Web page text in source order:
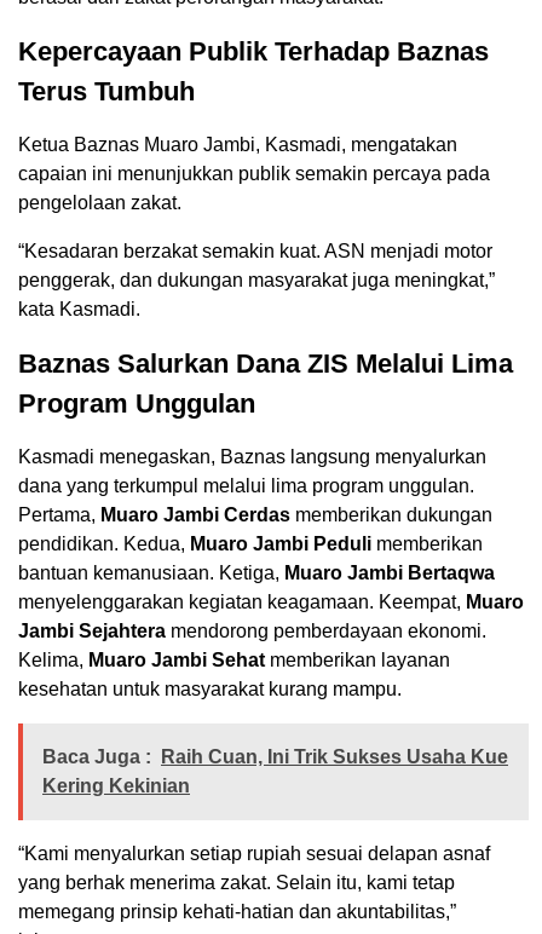
Kepercayaan Publik Terhadap Baznas
Terus Tumbuh
Ketua Baznas Muaro Jambi, Kasmadi, mengatakan
capaian ini menunjukkan publik semakin percaya pada
pengelolaan zakat.
“Kesadaran berzakat semakin kuat. ASN menjadi motor
penggerak, dan dukungan masyarakat juga meningkat,”
kata Kasmadi.
Baznas Salurkan Dana ZIS Melalui Lima
Program Unggulan
Kasmadi menegaskan, Baznas langsung menyalurkan
dana yang terkumpul melalui lima program unggulan.
Pertama, Muaro Jambi Cerdas memberikan dukungan
pendidikan. Kedua, Muaro Jambi Peduli memberikan
bantuan kemanusiaan. Ketiga, Muaro Jambi Bertaqwa
menyelenggarakan kegiatan keagamaan. Keempat, Muaro
Jambi Sejahtera mendorong pemberdayaan ekonomi.
Kelima, Muaro Jambi Sehatmemberikan layanan
kesehatan untuk masyarakat kurang mampu.
Baca Juga :
Raih Cuan, Ini Trik Sukses Usaha Kue
Kering Kekinian
“Kami menyalurkan setiap rupiah sesuai delapan asnaf
yang berhak menerima zakat. Selain itu, kami tetap
memegang prinsip kehati-hatian dan akuntabilitas,”